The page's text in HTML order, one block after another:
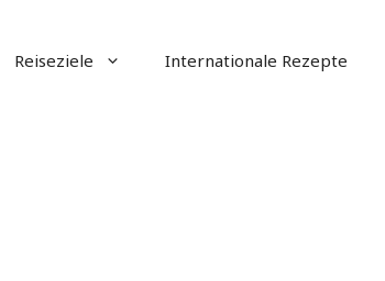
Reiseziele Internationale Rezepte